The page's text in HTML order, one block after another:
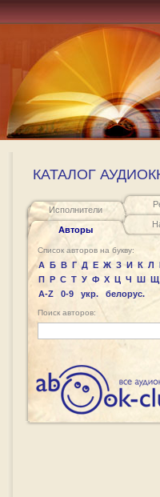
КАТАЛОГ
Исполнители
Авторы
Список авторов на букву:
А Б В Г Д Е Ж З И К Л
П Р С Т У Ф Х Ц Ч Ш Щ
A-Z
0-9 укр. белорус.
Поиск авторов: